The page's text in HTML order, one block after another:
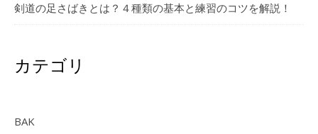
剣道の足さばきとは？４種類の基本と練習のコツを解説！
カテゴリ
BAK